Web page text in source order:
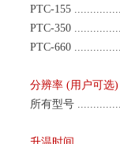
PTC-155
PTC-350
PTC-660
分辨率 (用户可选)
所有型号